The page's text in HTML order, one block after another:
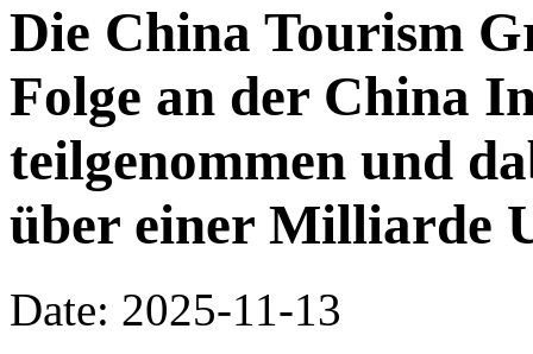
Die China Tourism
Folge an der China
teilgenommen und
über einer Milliarde
Date: 2025-11-13